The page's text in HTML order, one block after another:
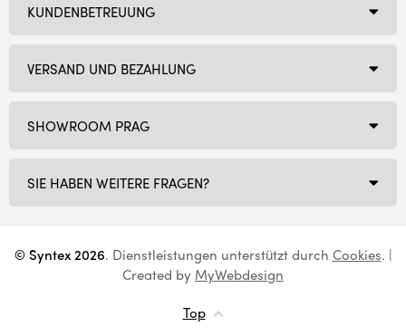
SHOWROOM PRAG
SIE HABEN WEITERE FRAGEN?
KUNDENBETREUUNG
VERSAND UND BEZAHLUNG
© Syntex 2026. Dienstleistungen unterstützt durch Cookies. |
Created by MyWebdesign
Top